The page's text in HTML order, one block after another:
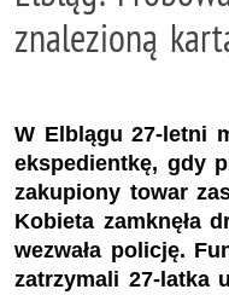
znalezioną
W Elblągu 27-letni
ekspedientkę, gdy
zakupiony towar
Kobieta zamknęła
wezwała policję.
zatrzymali 27-latka